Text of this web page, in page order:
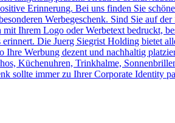
Erinnerung. Bei uns finden Sie
Werbegeschenk. Sind Sie auf der
Ihrem Logo oder Werbetext bedruckt,
Die Juerg Siegrist Holding bietet
Werbung dezent und nachhaltig
Küchenuhren, Trinkhalme,
sollte immer zu Ihrer Corporate Identity